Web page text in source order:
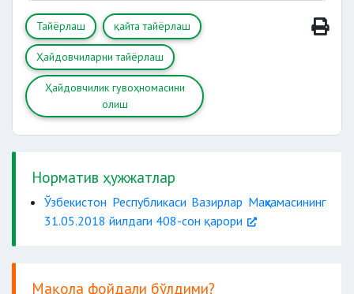
AVTOTEST
VATANPARVAR
DAMAL
Тайёрлаш қайта тайёрлаш
Ҳайдовчиларни тайёрлаш
Ҳайдовчилик гувоҳномасини
олиш
Норматив ҳужжатлар
Ўзбекистон Республикаси Вазирлар Маҳкамасининг
31.05.2018 йилдаги 408-сон қарори
Мақола фойдали бўлдими?